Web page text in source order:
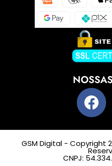
GSM Digital - Copyright
CNPJ: